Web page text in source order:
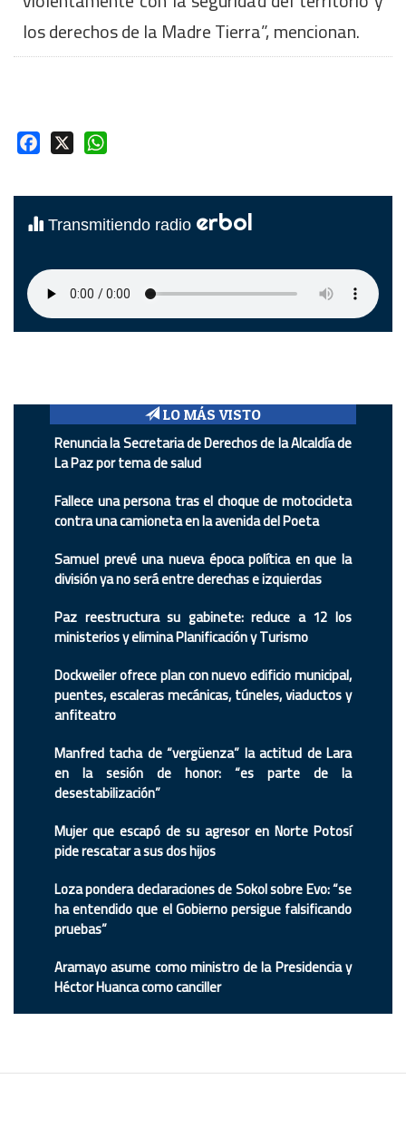
los derechos de la Madre Tierra”, mencionan.
Facebook
Transmitiendo radio erbol
LO MÁS VISTO
Renuncia la Secretaria de Derechos de la Alcaldía de
La Paz por tema de salud
Fallece una persona tras el choque de motocicleta
contra una camioneta en la avenida del Poeta
Samuel prevé una nueva época política en que la
división ya no será entre derechas e izquierdas
Paz reestructura su gabinete: reduce a 12 los
ministerios y elimina Planificación y Turismo
Dockweiler ofrece plan con nuevo edificio municipal,
puentes, escaleras mecánicas, túneles, viaductos y
anfiteatro
Manfred tacha de “vergüenza” la actitud de Lara
en la sesión de honor: “es parte de la
desestabilización”
Mujer que escapó de su agresor en Norte Potosí
pide rescatar a sus dos hijos
Loza pondera declaraciones de Sokol sobre Evo: “se
ha entendido que el Gobierno persigue falsificando
pruebas”
Aramayo asume como ministro de la Presidencia y
Héctor Huanca como canciller